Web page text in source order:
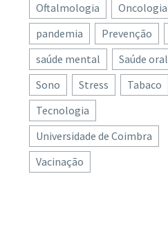
Oftalmologia
Oncologia
pandemia
Prevenção
saúde mental
Saúde oral
Sono
Stress
Tabaco
Tecnologia
Universidade de Coimbra
Vacinação